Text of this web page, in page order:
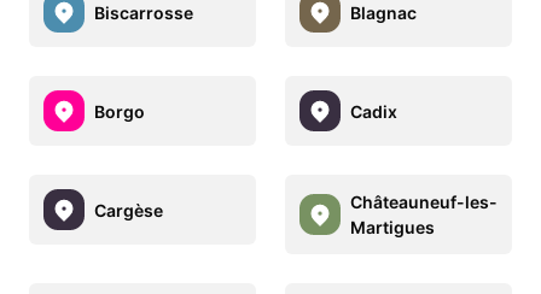
Biscarrosse Blagnac
Borgo Cadix
Cargèse
Châteauneuf-les-
Martigues